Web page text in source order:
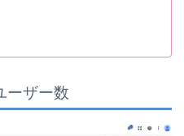
ーザー数